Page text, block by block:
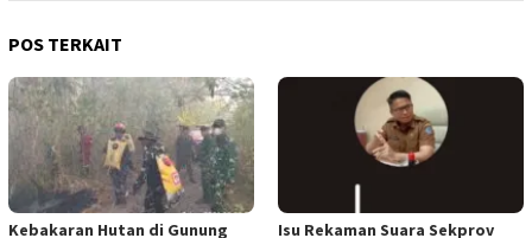
POS TERKAIT
Kebakaran Hutan di Gunung
Isu Rekaman Suara Sekprov